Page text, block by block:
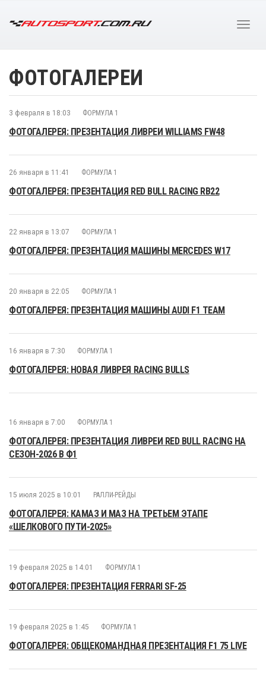
ФОТОГАЛЕРЕИ
3 февраля в 18:03 ФОРМУЛА 1
ФОТОГАЛЕРЕЯ: ПРЕЗЕНТАЦИЯ ЛИВРЕИ WILLIAMS FW48
26 января в 11:41 ФОРМУЛА 1
ФОТОГАЛЕРЕЯ: ПРЕЗЕНТАЦИЯ RED BULL RACING RB22
22 января в 13:07 ФОРМУЛА 1
ФОТОГАЛЕРЕЯ: ПРЕЗЕНТАЦИЯ МАШИНЫ MERCEDES W17
20 января в 22:05 ФОРМУЛА 1
ФОТОГАЛЕРЕЯ: ПРЕЗЕНТАЦИЯ МАШИНЫ AUDI F1 TEAM
16 января в 7:30 ФОРМУЛА 1
ФОТОГАЛЕРЕЯ: НОВАЯ ЛИВРЕЯ RACING BULLS
16 января в 7:00 ФОРМУЛА 1
ФОТОГАЛЕРЕЯ: ПРЕЗЕНТАЦИЯ ЛИВРЕИ RED BULL RACING НА
СЕЗОН-2026 В Ф1
15 июля 2025 в 10:01 РАЛЛИ-РЕЙДЫ
ФОТОГАЛЕРЕЯ: КАМАЗ И МАЗ НА ТРЕТЬЕМ ЭТАПЕ
«ШЕЛКОВОГО ПУТИ-2025»
19 февраля 2025 в 14:01 ФОРМУЛА 1
ФОТОГАЛЕРЕЯ: ПРЕЗЕНТАЦИЯ FERRARI SF-25
19 февраля 2025 в 1:45 ФОРМУЛА 1
ФОТОГАЛЕРЕЯ: ОБЩЕКОМАНДНАЯ ПРЕЗЕНТАЦИЯ F1 75 LIVE